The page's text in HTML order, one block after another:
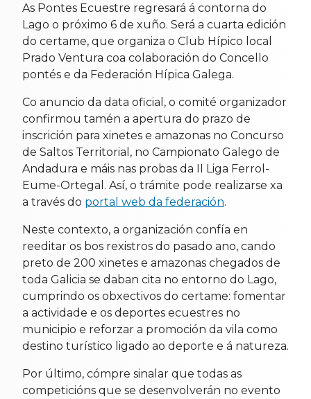
As Pontes Ecuestre regresará á contorna do
Lago o próximo 6 de xuño. Será a cuarta edición
do certame, que organiza o Club Hípico local
Prado Ventura coa colaboración do Concello
pontés e da Federación Hípica Galega.
Co anuncio da data oficial, o comité organizador
confirmou tamén a apertura do prazo de
inscrición para xinetes e amazonas no Concurso
de Saltos Territorial, no Campionato Galego de
Andadura e máis nas probas da II Liga Ferrol-
Eume-Ortegal. Así, o trámite pode realizarse xa
a través do portal web da federación.
Neste contexto, a organización confía en
reeditar os bos rexistros do pasado ano, cando
preto de 200 xinetes e amazonas chegados de
toda Galicia se daban cita no entorno do Lago,
cumprindo os obxectivos do certame: fomentar
a actividade e os deportes ecuestres no
municipio e reforzar a promoción da vila como
destino turístico ligado ao deporte e á natureza.
Por último, cómpre sinalar que todas as
competicións que se desenvolverán no evento